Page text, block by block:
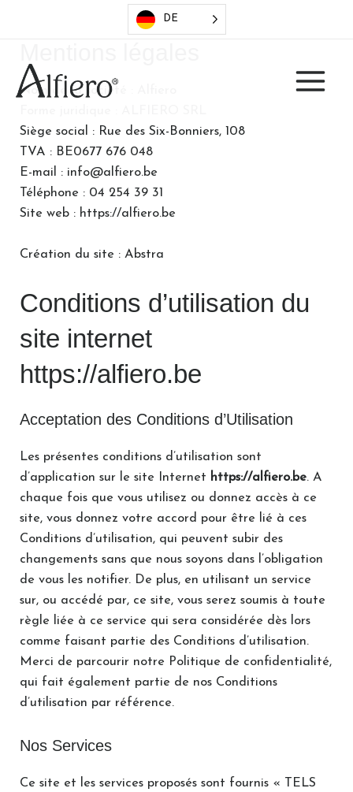
DE
Nom de la société : Alfiero
Siège social : Rue des Six-Bonniers, 108
TVA : BE0677 676 048
E-mail : info@alfiero.be
Téléphone : 04 254 39 31
Site web : https://alfiero.be
Création du site : Abstra
Conditions d’utilisation du
site internet
https://alfiero.be
Acceptation des Conditions d’Utilisation
Les présentes conditions d’utilisation sont
d’application sur le site Internet https://alfiero.be. A
chaque fois que vous utilisez ou donnez accès à ce
site, vous donnez votre accord pour être lié à ces
Conditions d’utilisation, qui peuvent subir des
changements sans que nous soyons dans l’obligation
de vous les notifier. De plus, en utilisant un service
sur, ou accédé par, ce site, vous serez soumis à toute
règle liée à ce service qui sera considérée dès lors
comme faisant partie des Conditions d’utilisation.
Merci de parcourir notre Politique de confidentialité,
qui fait également partie de nos Conditions
d’utilisation par référence.
Nos Services
Ce site et les services proposés sont fournis « TELS